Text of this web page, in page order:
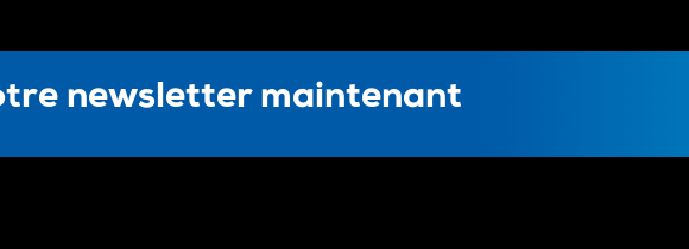
newsletter maintenant